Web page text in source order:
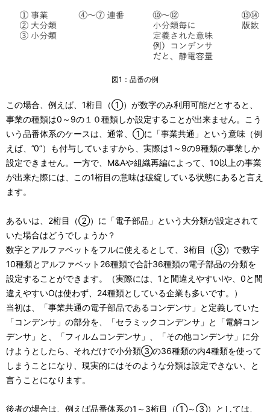
図1：品番の例
この場合、例えば、1桁目（①）が数字のみ利用可能だとすると、
事業の種類は0～9の１０種類しか設定することが出来ません。こう
いう品番体系のケースは、通常、①に「事業共通」という意味（例
えば、”0”）も付与していますから、実際は1～9の9種類の事業しか
設定できません。一方で、M&Aや組織再編によって、10以上の事業
が出来た際には、この1桁目の意味は破綻している状態にあると言え
ます。
あるいは、2桁目（②）に「電子部品」という大分類が設定されて
いた場合はどうでしょうか？
数字とアルファベットをフルに使えるとして、3桁目（③）で数字
10種類とアルファベット26種類で合計36種類の電子部品の分類を
設定することができます。（実際には、1と間違えやすいIや、0と間
違えやすいOは使わず、24種類としている企業も多いです。）
当初は、「事業共通の電子部品であるコンデンサ」と定義していた
「コンデンサ」の部分を、「セラミックコンデンサ」と「電解コン
デンサ」と、「フィルムコンデンサ」、「その他コンデンサ」に分
けようとしたら、それだけで小分類③の36種類の内4種類を使って
しまうことになり、現実的にはそのような分類は設定できない、と
言うことになります。
後者の場合は、例えば品番体系の1～3桁目（①～③）としては、